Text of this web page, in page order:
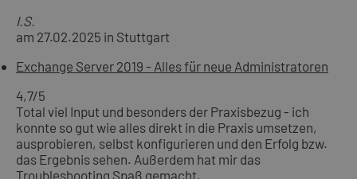
I.S.
am 27.02.2025 in Stuttgart
Exchange Server 2019 - Alles für neue Administratoren
4,7/5
Total viel Input und besonders der Praxisbezug - ich
konnte so gut wie alles direkt in die Praxis umsetzen,
ausprobieren, selbst konfigurieren und den Erfolg bzw.
das Ergebnis sehen. Außerdem hat mir das
Troubleshooting Spaß gemacht.